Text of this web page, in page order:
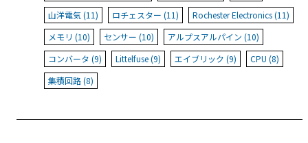
山洋電気 (11)
ロチェスター (11)
Rochester Electronics (11)
メモリ (10)
センサー (10)
アルプスアルパイン (10)
コンバータ (9)
Littelfuse (9) エイブリック (9)
CPU (8)
集積回路 (8)